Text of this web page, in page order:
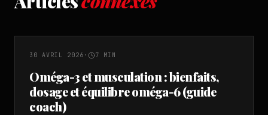
NUTRITION SUPPLÉMENTATION
30 AVRIL 2026 · 7 MIN
Oméga-3 et musculation : bienfaits,
dosage et équilibre oméga-6 (guide
coach)